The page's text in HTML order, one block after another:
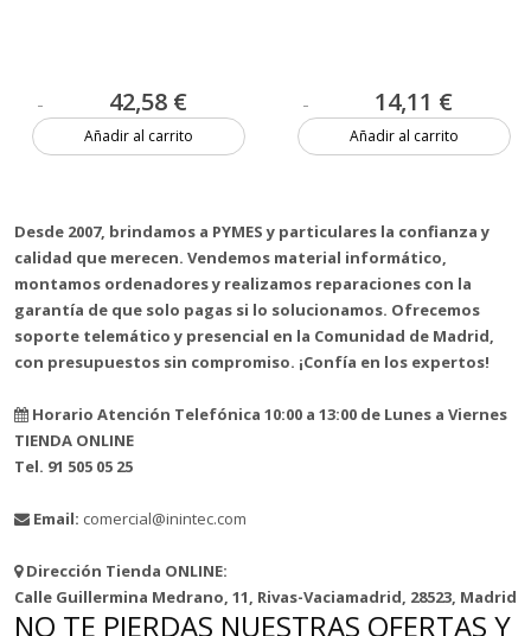
42,58 €
Añadir al carrito
14,11 €
Añadir al carrito
Desde 2007, brindamos a PYMES y particulares la confianza y
calidad que merecen. Vendemos material informático,
montamos ordenadores y realizamos reparaciones con la
garantía de que solo pagas si lo solucionamos. Ofrecemos
soporte telemático y presencial en la Comunidad de Madrid,
con presupuestos sin compromiso. ¡Confía en los expertos!
Horario Atención Telefónica 10:00 a 13:00 de Lunes a Viernes
TIENDA ONLINE
Tel. 91 505 05 25
Email: comercial@inintec.com
Dirección Tienda ONLINE:
Calle Guillermina Medrano, 11, Rivas-Vaciamadrid, 28523, Madrid
NO TE PIERDAS NUESTRAS OFERTAS Y